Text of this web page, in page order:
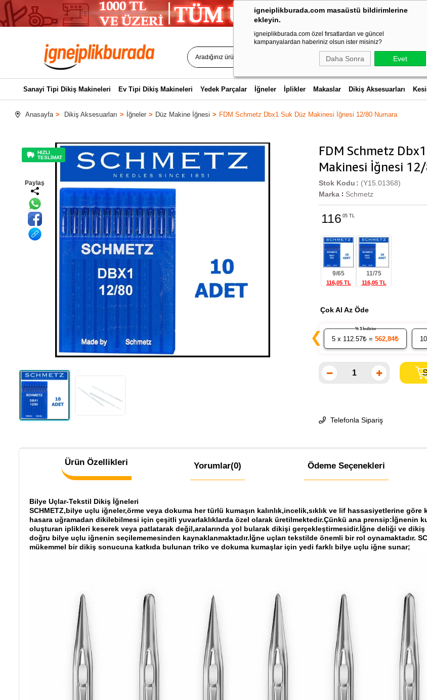
igneiplikburada.com masaüstü bildirimlerine
ekleyin.
igneiplikburada.com özel fırsatlardan ve güncel
kampanyalardan haberiniz olsun ister misiniz?
Daha Sonra Evet
Sanayi Tipi Dikiş Makineleri Ev Tipi Dikiş Makineleri Yedek Parçalar İğneler İplikler Makaslar Dikiş Aksesuarları
Anasayfa Dikiş Aksesuarları İğneler Düz Makine İğnesi FDM Schmetz Dbx1 Suk Düz Makinesi İğnesi 12/80 Numara
HIZLI
TESLİMAT
Paylaş
FDM Schmetz
Makinesi İğnesi
(Y15.01368)
Stok Kodu
Marka : Schmetz
116 05 TL
9/65
116,05 TL
11/75
116,05 TL
Çok Al Az Öde
❮ 5 x 112.57₺ = 562,84₺
% 3 İndirim
10
Telefonla Sipariş
Ürün Özellikleri Yorumlar(0) Ödeme Seçenekleri
Bilye Uçlar-Tekstil Dikiş İğneleri
SCHMETZ,bilye uçlu iğneler,örme veya dokuma her türlü kumaşın kalınlık,incelik,sıklık ve lif hassasiyetlerine
hasara uğramadan dikilebilmesi için çeşitli yuvarlaklıklarda özel olarak üretilmektedir.Çünkü ana prensip:İğnenin
oluşturan iplikleri keserek veya patlatarak değil,aralarında yol bularak dikişi gerçekleştirmesidir.İğne deliği ve
doğru bilye uçlu iğnenin seçilememesinden kaynaklanmaktadır.İğne uçları tekstilde önemli bir rol oynamaktadır.
mükemmel bir dikiş sonucuna katkıda bulunan triko ve dokuma kumaşlar için yedi farklı bilye uçlu iğne sunar;